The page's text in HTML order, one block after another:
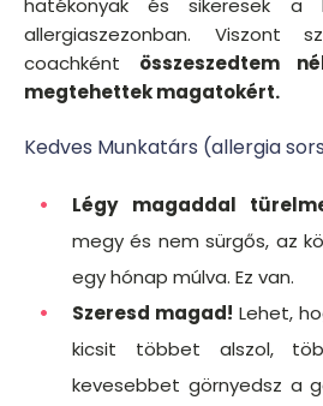
hatékonyak és sikeresek a
allergiaszezonban. Viszont
coachként összeszedtem
megtehettek magatokért.
Kedves Munkatárs (allergia
Légy magaddal
megy és nem sürgős, az
egy hónap múlva. Ez van.
Szeresd magad! Lehet,
kicsit többet alszol,
kevesebbet görnyedsz a